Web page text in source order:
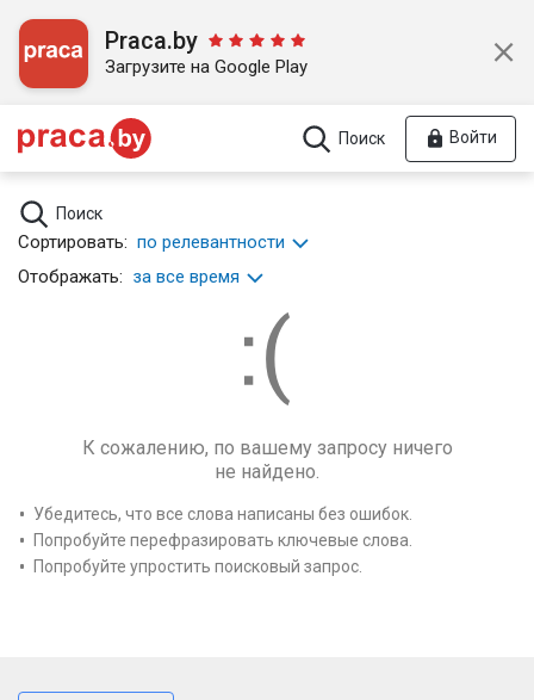
Praca.by
Загрузите на Google Play
Поиск Войти
Поиск
Сортировать: по релевантности
Отображать: за все время
К сожалению, по вашему запросу ничего
не найдено.
Убедитесь, что все слова написаны без ошибок.
Попробуйте перефразировать ключевые слова.
Попробуйте упростить поисковый запрос.